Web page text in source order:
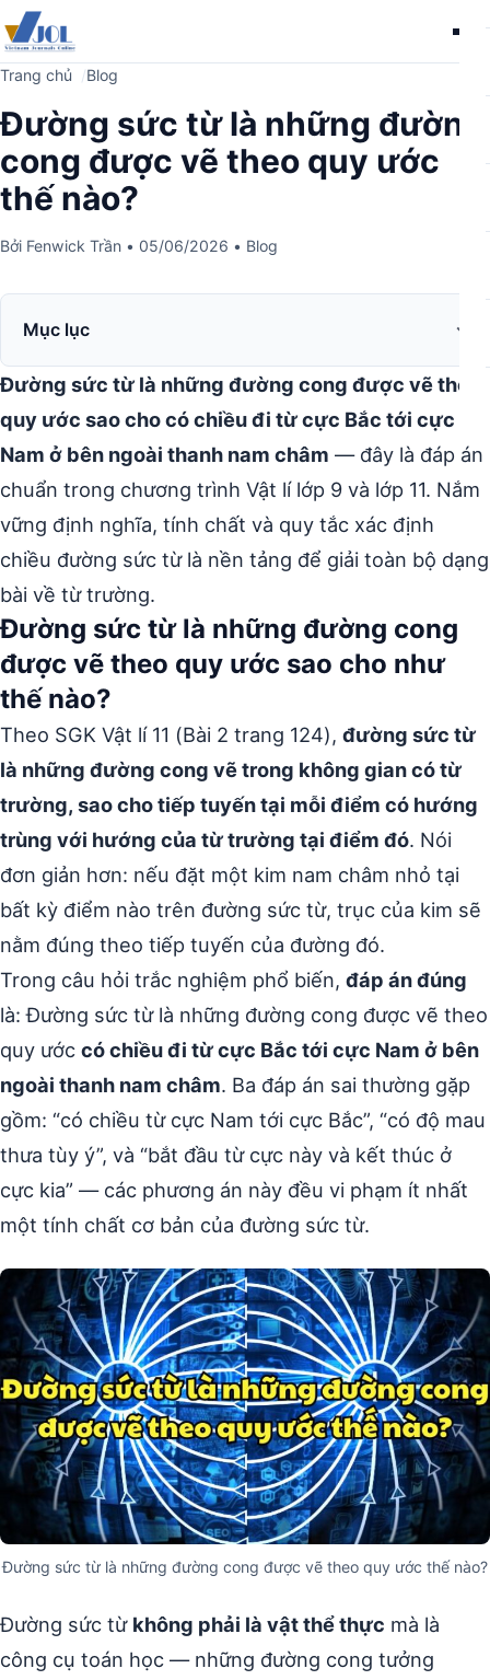
Trang chủ Blog
Đường sức từ là những đường
cong được vẽ theo quy ước
thế nào?
Bởi Fenwick Trần • 05/06/2026 • Blog
Mục lục
Đường sức từ là những đường cong được vẽ theo
quy ước sao cho có chiều đi từ cực Bắc tới cực
Nam ở bên ngoài thanh nam châm — đây là đáp án
chuẩn trong chương trình Vật lí lớp 9 và lớp 11. Nắm
vững định nghĩa, tính chất và quy tắc xác định
chiều đường sức từ là nền tảng để giải toàn bộ dạng
bài về từ trường.
Đường sức từ là những đường cong
được vẽ theo quy ước sao cho như
thế nào?
Theo SGK Vật lí 11 (Bài 2 trang 124), đường sức từ
là những đường cong vẽ trong không gian có từ
trường, sao cho tiếp tuyến tại mỗi điểm có hướng
trùng với hướng của từ trường tại điểm đó. Nói
đơn giản hơn: nếu đặt một kim nam châm nhỏ tại
bất kỳ điểm nào trên đường sức từ, trục của kim sẽ
nằm đúng theo tiếp tuyến của đường đó.
Trong câu hỏi trắc nghiệm phổ biến, đáp án đúng
là: Đường sức từ là những đường cong được vẽ theo
quy ước có chiều đi từ cực Bắc tới cực Nam ở bên
ngoài thanh nam châm. Ba đáp án sai thường gặp
gồm: “có chiều từ cực Nam tới cực Bắc”, “có độ mau
thưa tùy ý”, và “bắt đầu từ cực này và kết thúc ở
cực kia” — các phương án này đều vi phạm ít nhất
một tính chất cơ bản của đường sức từ.
Đường sức từ là những đường cong được vẽ theo quy ước thế nào?
Đường sức từ không phải là vật thể thực mà là
công cụ toán học — những đường cong tưởng